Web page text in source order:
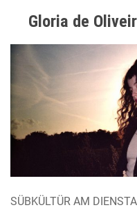
Gloria de
SÜBKÜLTÜR AM